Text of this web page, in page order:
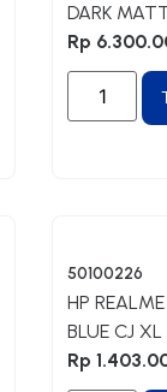
DARK
Rp
50100226
HP
BLUE CJ XL
Rp